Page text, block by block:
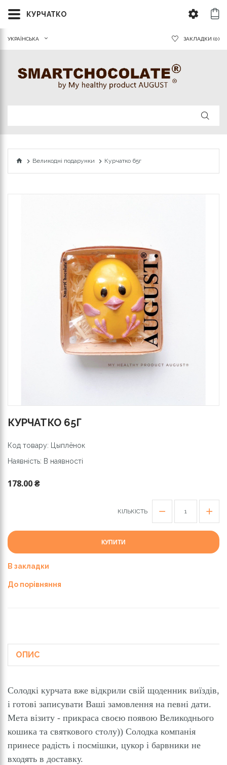
УКРАЇНСЬКА ЗАКЛАДКИ (0)
Великодні подарунки Курчатко 65г
КУРЧАТКО 65Г
Код товару: Цыплёнок
Наявність: В наявності
178.00 ₴
КІЛЬКІСТЬ
КУПИТИ
В закладки
До порівняння
ОПИС
Солодкі курчата вже відкрили свій щоденник виїздів,
і готові записувати Вашi замовлення на певні дати.
Мета візиту - прикраса своєю появою Великоднього
кошика та святкового столу)) Солодка компанія
принесе радість і посмішки, цукор і барвники не
входять в доставку.
КУРЧАТКО